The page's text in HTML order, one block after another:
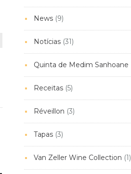
News(9)
Notícias(31)
Quinta de Medim Sanhoane
Receitas(5)
Réveillon (3)
Tapas(3)
Van Zeller Wine Collection (1)